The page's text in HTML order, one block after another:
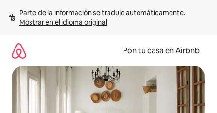
contenidoMostrar en el idioma original
Pon tu casa en Airbnb